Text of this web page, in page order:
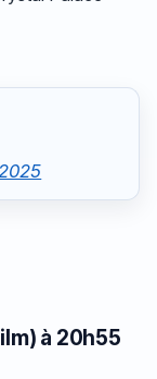
à 20h55